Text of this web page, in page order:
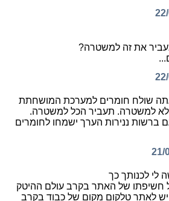
את זה למשטרה?
שולח חומרים למערכת המושחתת
למשטרה. תעביר הכל למשטרה.
ברשות ננירות הערך ישמחו לחומרים
21/
לי לכנותך כך
חשיפתו של האתר בקרב עולם ההיטק
יש לאתר טלקום מקום של כבוד בקרב